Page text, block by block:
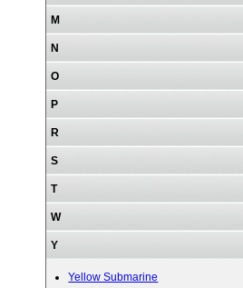
M
N
O
P
R
S
T
W
Y
Yellow Submarine